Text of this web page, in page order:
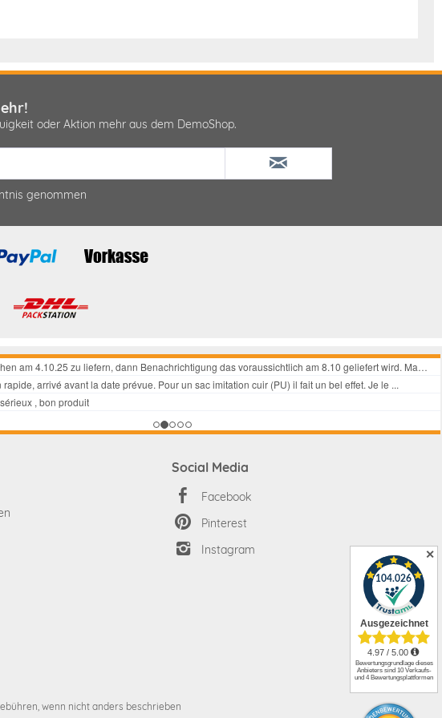
✕
oder Aktion mehr aus dem DemoShop.
genommen
Social Media
Facebook
Pinterest
Instagram
wenn nicht anders beschrieben